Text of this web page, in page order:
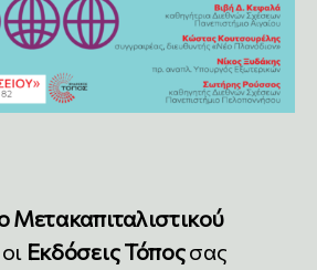
Μετακαπιταλιστικού
Εκδόσεις Τόποςσας